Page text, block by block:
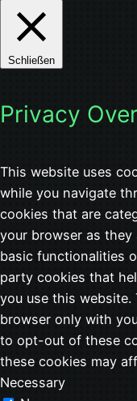
Schließen
Privacy
This website uses
while you navigate
cookies that are
your browser as
basic functionalities
party cookies that
you use this
browser only with
to opt-out of these
these cookies may
Necessary